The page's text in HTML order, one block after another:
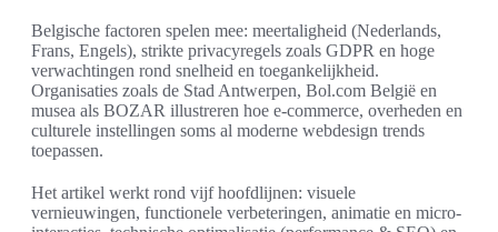
Belgische factoren spelen mee: meertaligheid (Nederlands,
Frans, Engels), strikte privacyregels zoals GDPR en hoge
verwachtingen rond snelheid en toegankelijkheid.
Organisaties zoals de Stad Antwerpen, Bol.com België en
musea als BOZAR illustreren hoe e-commerce, overheden en
culturele instellingen soms al moderne webdesign trends
toepassen.
Het artikel werkt rond vijf hoofdlijnen: visuele
vernieuwingen, functionele verbeteringen, animatie en micro-